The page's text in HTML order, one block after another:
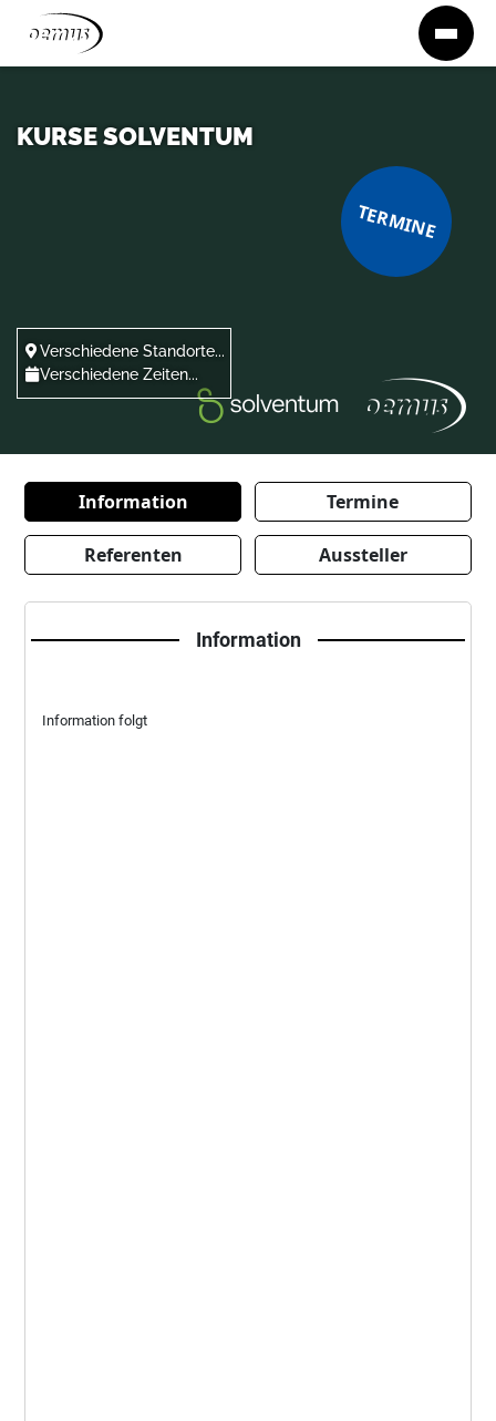
Zum Inhalt springen
KURSE SOLVENTUM
Verschiedene Standorte...
Verschiedene Zeiten...
TERMINE
Information Termine
Referenten Aussteller
Information
Information folgt